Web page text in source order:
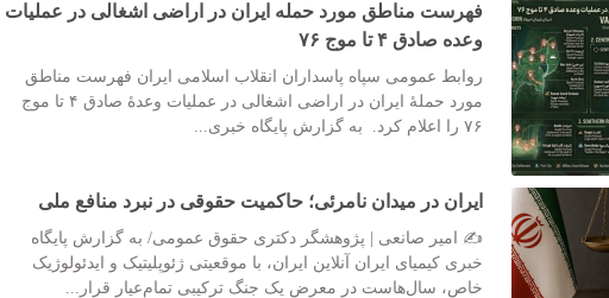
فهرست مناطق مورد حمله ایران در اراضی اشغالی در عملیات
وعده صادق ۴ تا موج ۷۶
روابط عمومی سپاه پاسداران انقلاب اسلامی ایران فهرست مناطق
مورد حملهٔ ایران در اراضی اشغالی در عملیات وعدهٔ صادق ۴ تا موج
۷۶ را اعلام کرد. به گزارش پایگاه خبری...
ایران در میدان نامرئی؛ حاکمیت حقوقی در نبرد منافع ملی
✍️ امیر صانعی | پژوهشگر دکتری حقوق عمومی/ به گزارش پایگاه
خبری کیمیای ایران آنلاین ایران، با موقعیتی ژئوپلیتیک و ایدئولوژیک
خاص، سال‌هاست در معرض یک جنگ ترکیبی تمام‌عیار قرار...